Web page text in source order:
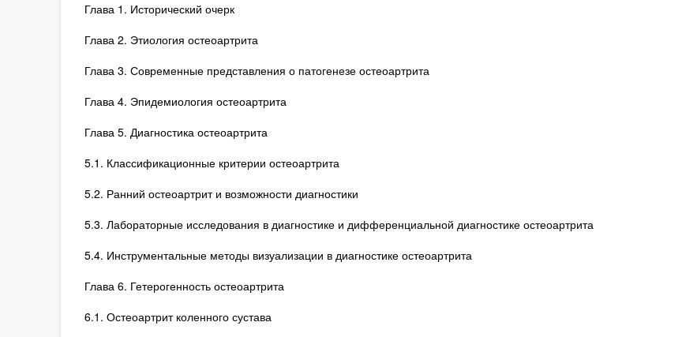
Глава 1. Исторический очерк
Глава 2. Этиология остеоартрита
Глава 3. Современные представления о патогенезе остеоартрита
Глава 4. Эпидемиология остеоартрита
Глава 5. Диагностика остеоартрита
5.1. Классификационные критерии остеоартрита
5.2. Ранний остеоартрит и возможности диагностики
5.3. Лабораторные исследования в диагностике и дифференциальной диагностике остеоартрита
5.4. Инструментальные методы визуализации в диагностике остеоартрита
Глава 6. Гетерогенность остеоартрита
6.1. Остеоартрит коленного сустава